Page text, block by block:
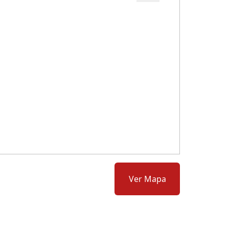
Ver Mapa